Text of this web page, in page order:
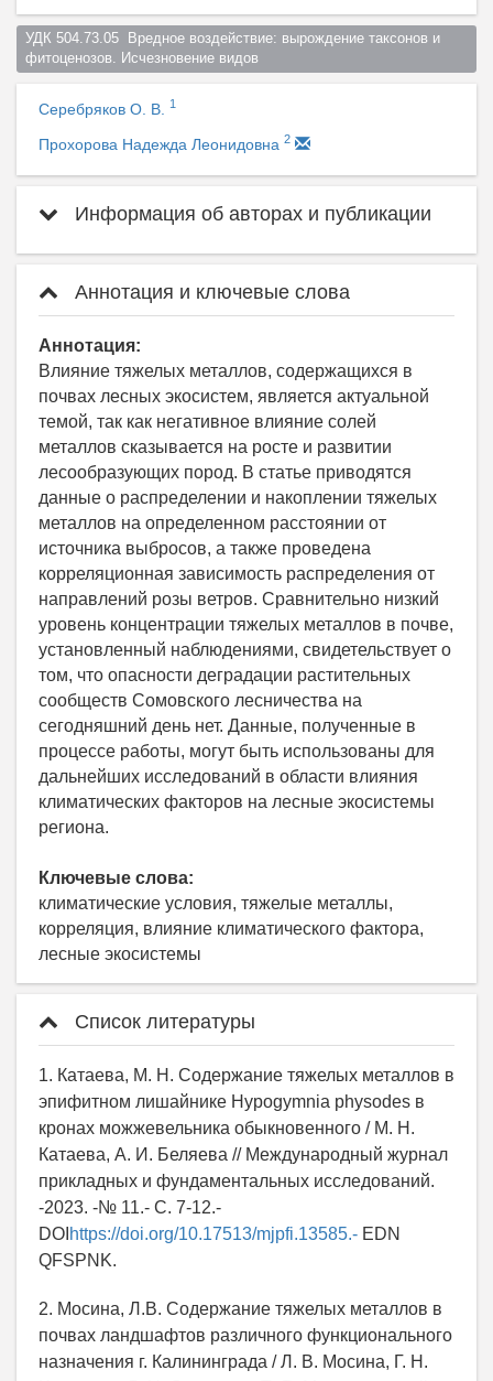
УДК 504.73.05  Вредное воздействие: вырождение таксонов и
фитоценозов. Исчезновение видов
Серебряков О. В. 1
Прохорова Надежда Леонидовна 2
Информация об авторах и публикации
Аннотация и ключевые слова
Аннотация:
Влияние тяжелых металлов, содержащихся в
почвах лесных экосистем, является актуальной
темой, так как негативное влияние солей
металлов сказывается на росте и развитии
лесообразующих пород. В статье приводятся
данные о распределении и накоплении тяжелых
металлов на определенном расстоянии от
источника выбросов, а также проведена
корреляционная зависимость распределения от
направлений розы ветров. Сравнительно низкий
уровень концентрации тяжелых металлов в почве,
установленный наблюдениями, свидетельствует о
том, что опасности деградации растительных
сообществ Сомовского лесничества на
сегодняшний день нет. Данные, полученные в
процессе работы, могут быть использованы для
дальнейших исследований в области влияния
климатических факторов на лесные экосистемы
региона.
Ключевые слова:
климатические условия, тяжелые металлы,
корреляция, влияние климатического фактора,
лесные экосистемы
Список литературы
1. Катаева, М. Н. Содержание тяжелых металлов в
эпифитном лишайнике Hypogymnia physodes в
кронах можжевельника обыкновенного / М. Н.
Катаева, А. И. Беляева // Международный журнал
прикладных и фундаментальных исследований.
-2023. -№ 11.- С. 7-12.-
DOI https://doi.org/10.17513/mjpfi.13585.- EDN
QFSPNK.
2. Мосина, Л.В. Содержание тяжелых металлов в
почвах ландшафтов различного функционального
назначения г. Калининграда / Л. В. Мосина, Г. Н.